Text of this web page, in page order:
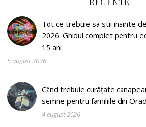
RECENTE
Tot ce trebuie sa stii inainte
2026. Ghidul complet pentru
15 ani
5 august 2026
Când trebuie curățate
semne pentru familiile din
4 august 2026